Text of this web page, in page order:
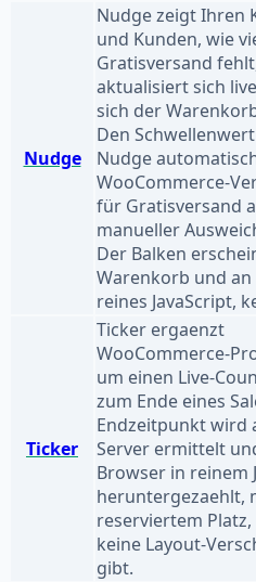
Nudge
Nudge zeigt Ihren
und Kunden, wie
Gratisversand
aktualisiert sich
sich der
Den
Nudge
WooCommerce-
für Gratisversand
manueller
Der Balken
Warenkorb und an
reines JavaScript,
Ticker
Ticker ergaenzt
WooCommerce-
um einen Live-
zum Ende eines
Endzeitpunkt wird
Server ermittelt
Browser in reinem
heruntergezaehlt,
reserviertem Platz,
keine Layout-
gibt.